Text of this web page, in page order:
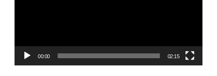
00:00 02:15